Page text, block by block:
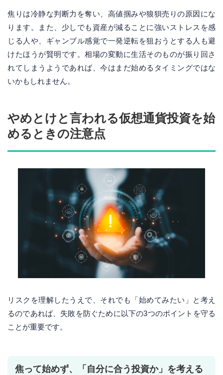
焦りは冷静な判断力を奪い、高値掴みや狼狽売りの原因にな
ります。また、少しでも資産が減ることに強いストレスを感
じる人や、ギャンブル感覚で一発逆転を狙おうとする人も避
けたほうが賢明です。相場の変動に生活そのものが振り回さ
れてしまうようであれば、今はまだ始めるタイミングではな
いかもしれません。
やめとけと言われる仮想通貨投資を始
めるときの注意点
リスクを理解したうえで、それでも「始めてみたい」と考え
るのであれば、失敗を防ぐために以下の3つのポイントを守る
ことが重要です。
焦って始めず、「自分に合う投資か」を考える